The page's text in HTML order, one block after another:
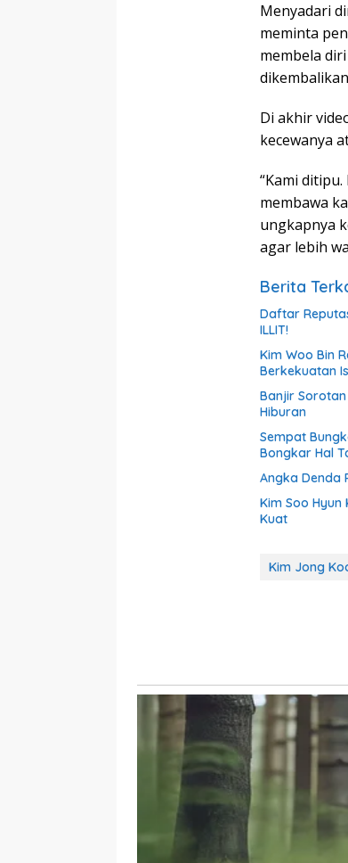
Menyadari
meminta
membela
Di akhir
kecewanya
“Kami
membawa
ungkapnya
agar lebih
Berita
Daftar
ILLIT!
Kim Woo Bin
Berkekuatan
Banjir Sorotan
Hiburan
Sempat
Bongkar Hal
Angka Denda
Kim Soo
Kuat
Kim Jong